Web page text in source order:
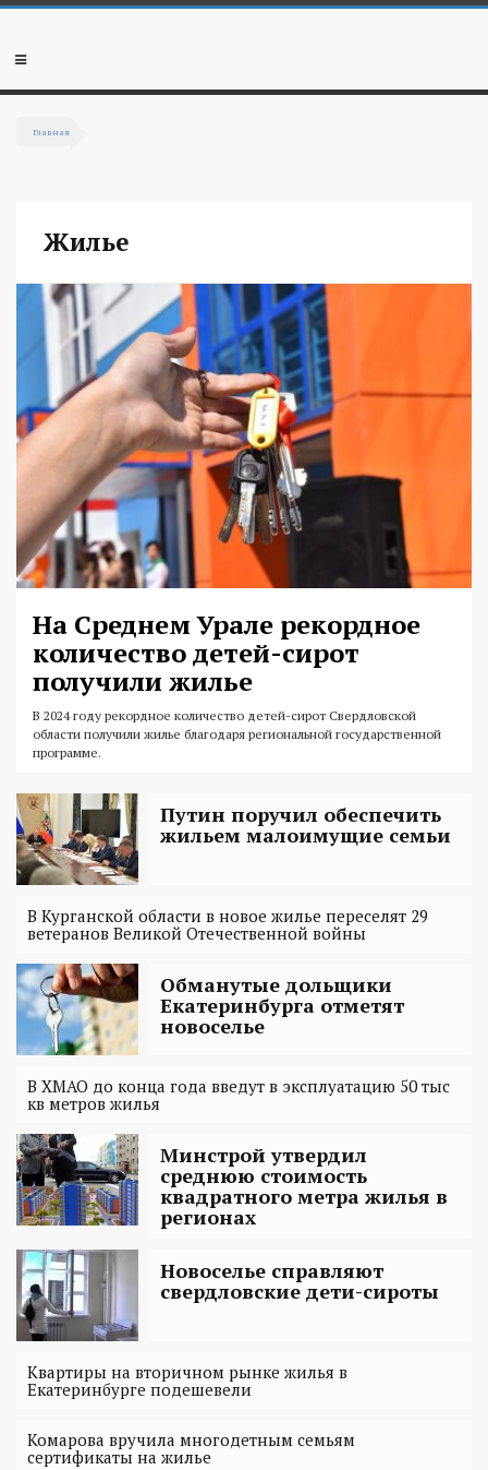
Перейти к основному содержанию
Мобильное
Главная
Жилье
На Среднем Урале рекордное
количество детей-сирот
получили жилье
В 2024 году рекордное количество детей-сирот Свердловской
области получили жилье благодаря региональной государственной
программе.
Путин поручил обеспечить
жильем малоимущие семьи
В Курганской области в новое жилье переселят 29
ветеранов Великой Отечественной войны
Обманутые дольщики
Екатеринбурга отметят
новоселье
В ХМАО до конца года введут в эксплуатацию 50 тыс
кв метров жилья
Минстрой утвердил
среднюю стоимость
квадратного метра жилья в
регионах
Новоселье справляют
свердловские дети-сироты
Квартиры на вторичном рынке жилья в
Екатеринбурге подешевели
Комарова вручила многодетным семьям
сертификаты на жилье